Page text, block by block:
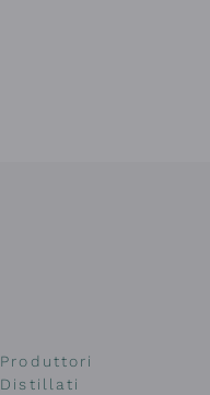
Produttori
Distillati